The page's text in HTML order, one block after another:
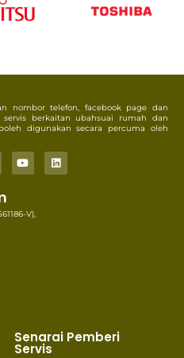
nombor telefon, facebook page dan
berkaitan ubahsuai rumah dan
digunakan secara percuma oleh
V),
Senarai Pemberi
Servis